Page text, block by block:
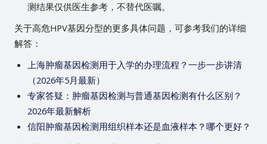
测结果仅供医生参考，不替代医嘱。
关于高危HPV基因分型的更多具体问题，可参考我们的详细
解答：
上海肿瘤基因检测用于入学的办理流程？一步一步讲清
（2026年5月最新）
专家答疑：肿瘤基因检测与普通基因检测有什么区别？
2026年最新解析
信阳肿瘤基因检测用组织样本还是血液样本？哪个更好？